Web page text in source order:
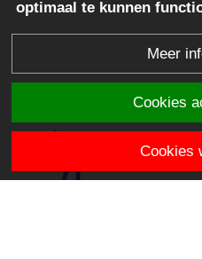
optimaal te kunnen
Meer
Cookies
Cookies